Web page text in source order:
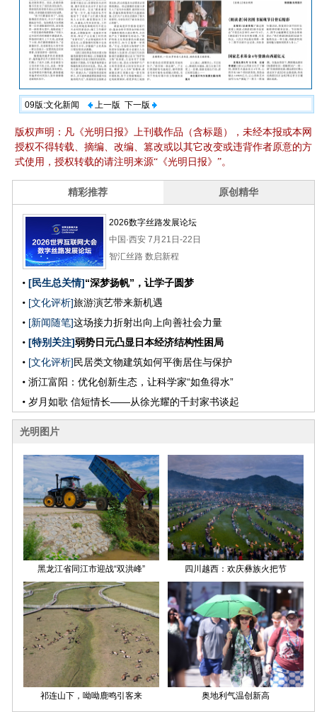
09版:文化新闻 上一版 下一版
版权声明：凡《光明日报》上刊载作品（含标题），未经本报或本网
授权不得转载、摘编、改编、篡改或以其它改变或违背作者原意的方
式使用，授权转载的请注明来源“《光明日报》”。